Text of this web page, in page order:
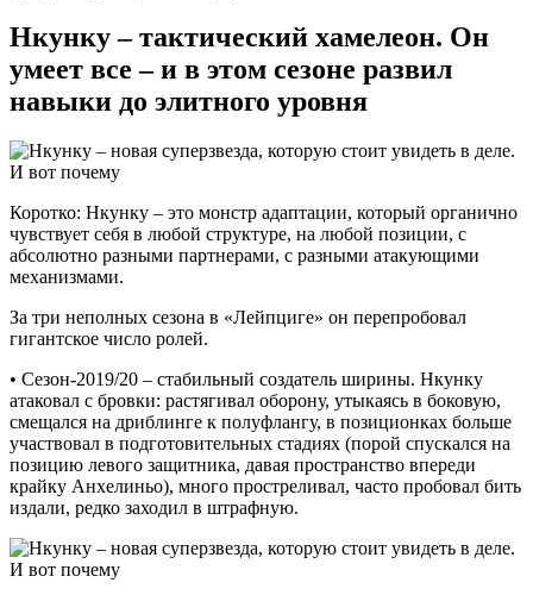
Нкунку – тактический хамелеон. Он
умеет все – и в этом сезоне развил
навыки до элитного уровня
Коротко: Нкунку – это монстр адаптации, который органично
чувствует себя в любой структуре, на любой позиции, с
абсолютно разными партнерами, с разными атакующими
механизмами.
За три неполных сезона в «Лейпциге» он перепробовал
гигантское число ролей.
• Сезон-2019/20 – стабильный создатель ширины. Нкунку
атаковал с бровки: растягивал оборону, утыкаясь в боковую,
смещался на дриблинге к полуфлангу, в позиционках больше
участвовал в подготовительных стадиях (порой спускался на
позицию левого защитника, давая пространство впереди
крайку Анхелиньо), много простреливал, часто пробовал бить
издали, редко заходил в штрафную.